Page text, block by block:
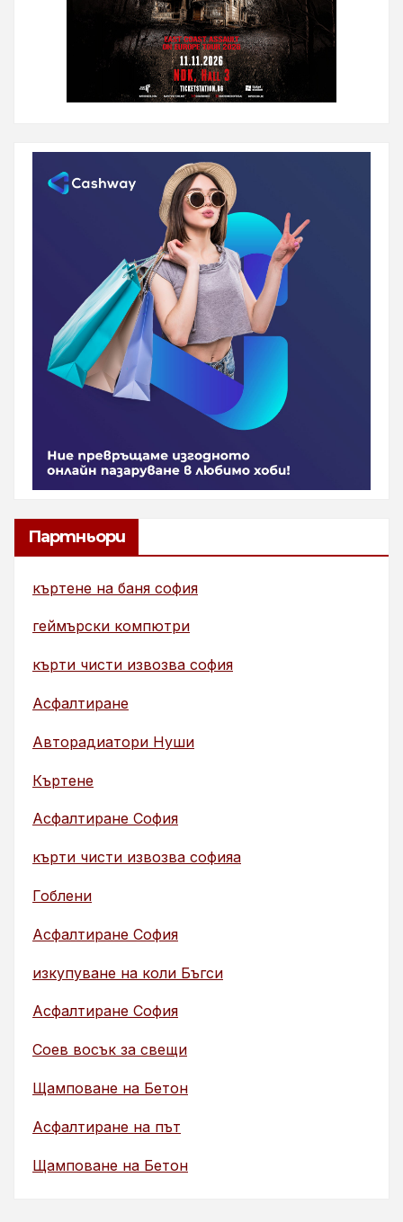
Партньори
къртене на баня софия
геймърски компютри
кърти чисти извозва софия
Асфалтиране
Авторадиатори Нуши
Къртене
Асфалтиране София
кърти чисти извозва софияа
Гоблени
Асфалтиране София
изкупуване на коли Бъгси
Асфалтиране София
Соев восък за свещи
Щамповане на Бетон
Асфалтиране на път
Щамповане на Бетон